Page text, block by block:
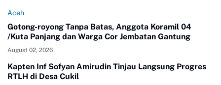
Aceh
Gotong-royong Tanpa Batas, Anggota Koramil 04
/Kuta Panjang dan Warga Cor Jembatan Gantung
August 02, 2026
Kapten Inf Sofyan Amirudin Tinjau Langsung Progres
RTLH di Desa Cukil